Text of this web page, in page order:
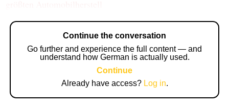
Continue the conversation
Go further and experience the full content — and
understand how German is actually used.
Continue
Already have access? Log in.